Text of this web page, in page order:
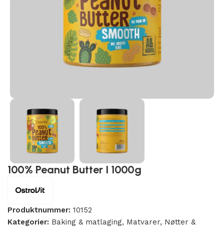
100% Peanut Butter I 1000g
Produktnummer: 10152
Kategorier: Baking & matlaging, Matvarer, Nøtter &